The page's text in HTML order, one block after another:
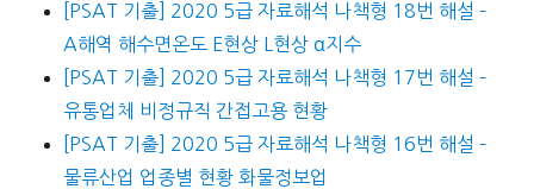
[PSAT 기출] 2020 5급 자료해석 나책형 18번 해설 –
A해역 해수면온도 E현상 L현상 α지수
[PSAT 기출] 2020 5급 자료해석 나책형 17번 해설 –
유통업체 비정규직 간접고용 현황
[PSAT 기출] 2020 5급 자료해석 나책형 16번 해설 –
물류산업 업종별 현황 화물정보업